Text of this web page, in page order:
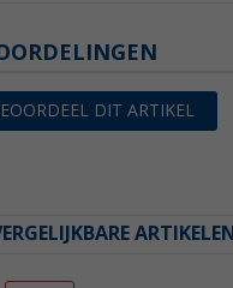
DIT ARTIKEL
ARTIKELEN